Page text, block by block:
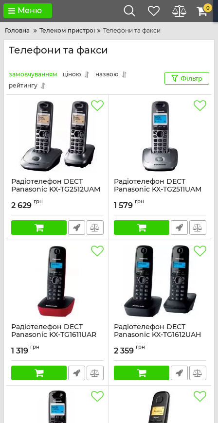
Меню 0
Головна Телеком пристрої Телефони та факси
Телефони та факси
замовчуванням ціною
назвою
рейтингу
Фільтр
Радіотелефон DECT
Panasonic KX-TG2512UAM
Артикул:
2 629 грн
Радіотелефон DECT
Panasonic KX-TG2511UAM
Артикул:
1 579 грн
Радіотелефон DECT
Panasonic KX-TG1611UAR
Артикул:
1 319 грн
Радіотелефон DECT
Panasonic KX-TG1612UAH
Артикул:
2 359 грн